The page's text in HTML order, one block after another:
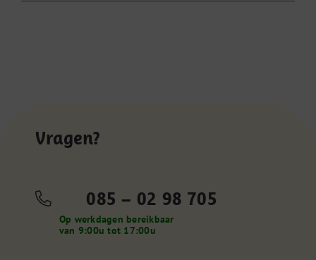
Vragen?
085 – 02 98 705
Op werkdagen bereikbaar
van 9:00u tot 17:00u